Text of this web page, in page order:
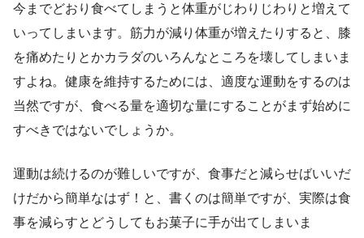
今までどおり食べてしまうと体重がじわりじわりと増えて
いってしまいます。筋力が減り体重が増えたりすると、膝
を痛めたりとかカラダのいろんなところを壊してしまいま
すよね。健康を維持するためには、適度な運動をするのは
当然ですが、食べる量を適切な量にすることがまず始めに
すべきではないでしょうか。
運動は続けるのが難しいですが、食事だと減らせばいいだ
けだから簡単なはず！と、書くのは簡単ですが、実際は食
事を減らすとどうしてもお菓子に手が出てしまいま